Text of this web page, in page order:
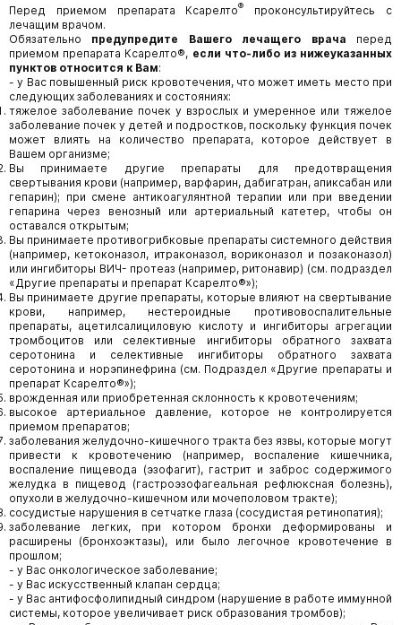
Перед приемом препарата Ксарелто®
проконсультируйтесь с
лечащим врачом.
Обязательно предупредите Вашего лечащего врача перед
приемом препарата Ксарелто®, если что-либо из нижеуказанных
пунктов относится к Вам:
- у Вас повышенный риск кровотечения, что может иметь место при
следующих заболеваниях и состояниях:
тяжелое заболевание почек у взрослых и умеренное или тяжелое
заболевание почек у детей и подростков, поскольку функция почек
может влиять на количество препарата, которое действует в
Вашем организме;
Вы принимаете другие препараты для предотвращения
свертывания крови (например, варфарин, дабигатран, апиксабан или
гепарин); при смене антикоагулянтной терапии или при введении
гепарина через венозный или артериальный катетер, чтобы он
оставался открытым;
Вы принимаете противогрибковые препараты системного действия
(например, кетоконазол, итраконазол, вориконазол и позаконазол)
или ингибиторы ВИЧ- протеаз (например, ритонавир) (см. подраздел
«Другие препараты и препарат Ксарелто®»);
Вы принимаете другие препараты, которые влияют на свертывание
крови, например, нестероидные противовоспалительные
препараты, ацетилсалициловую кислоту и ингибиторы агрегации
тромбоцитов или селективные ингибиторы обратного захвата
серотонина и селективные ингибиторы обратного захвата
серотонина и норэпинефрина (см. Подраздел «Другие препараты и
препарат Ксарелто®»);
врожденная или приобретенная склонность к кровотечениям;
высокое артериальное давление, которое не контролируется
приемом препаратов;
заболевания желудочно-кишечного тракта без язвы, которые могут
привести к кровотечению (например, воспаление кишечника,
воспаление пищевода (эзофагит), гастрит и заброс содержимого
желудка в пищевод (гастроэзофагеальная рефлюксная болезнь),
опухоли в желудочно-кишечном или мочеполовом тракте);
сосудистые нарушения в сетчатке глаза (сосудистая ретинопатия);
заболевание легких, при котором бронхи деформированы и
расширены (бронхоэктазы), или было легочное кровотечение в
прошлом;
- у Вас онкологическое заболевание;
- у Вас искусственный клапан сердца;
- у Вас антифосфолипидный синдром (нарушение в работе иммунной
системы, которое увеличивает риск образования тромбов);